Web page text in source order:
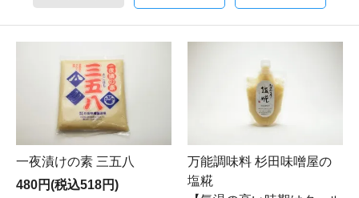
一夜漬けの素 三五八
480円(税込518円)
万能調味料 杉田味噌屋の
塩糀